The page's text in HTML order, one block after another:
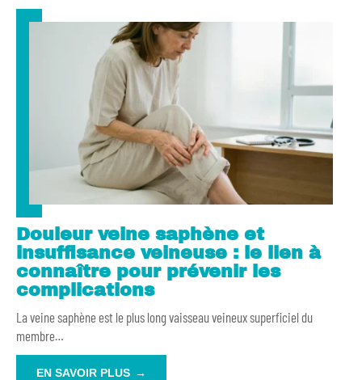
Douleur veine saphène et
insuffisance veineuse : le lien à
connaître pour prévenir les
complications
La veine saphène est le plus long vaisseau veineux superficiel du
membre…
EN SAVOIR PLUS